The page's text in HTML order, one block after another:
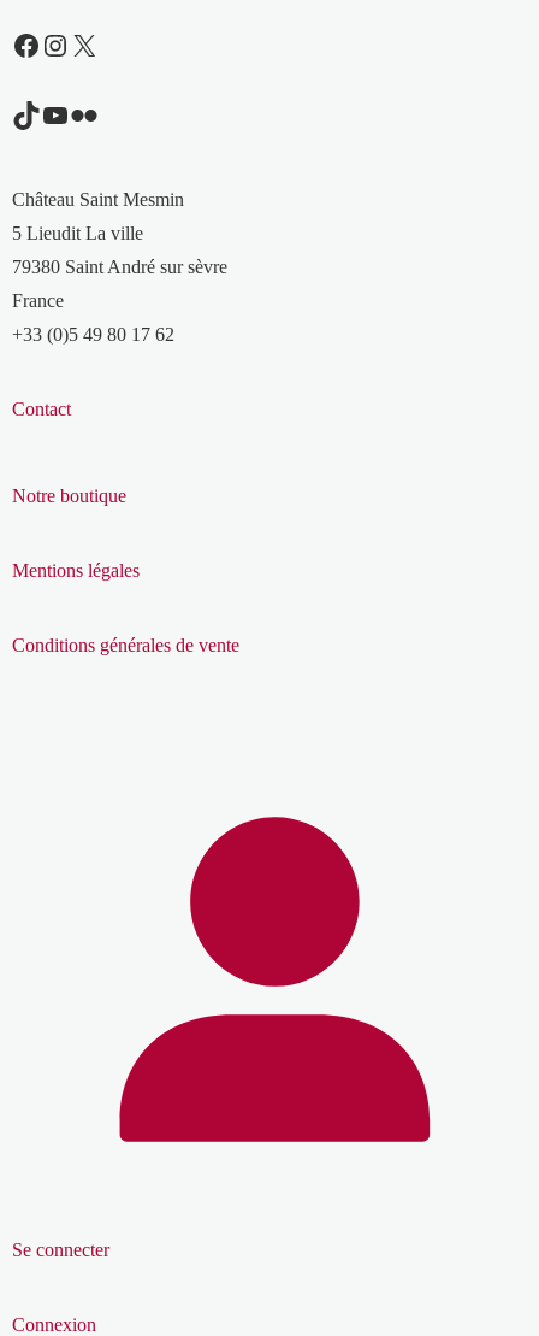
Facebook
Instagram
X
TikTok
YouTube
Flickr
Château Saint Mesmin
5 Lieudit La ville
79380 Saint André sur sèvre
France
+33 (0)5 49 80 17 62
Contact
Notre boutique
Mentions légales
Conditions générales de vente
Se connecter
Connexion